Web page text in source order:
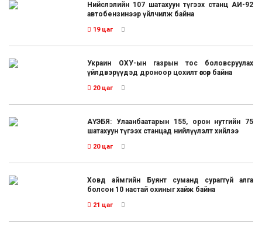
Нийслэлийн 107 шатахуун түгээх станц АИ-92
автобензинээр үйлчилж байна
19 цаг
Украин ОХУ-ын газрын тос боловсруулах
үйлдвэрүүдэд дроноор цохилт өгсөөр байна
20 цаг
АҮЭБЯ: Улаанбаатарын 155, орон нутгийн 75
шатахуун түгээх станцад нийлүүлэлт хийлээ
20 цаг
Ховд аймгийн Буянт суманд сураггүй алга
болсон 10 настай охиныг хайж байна
21 цаг